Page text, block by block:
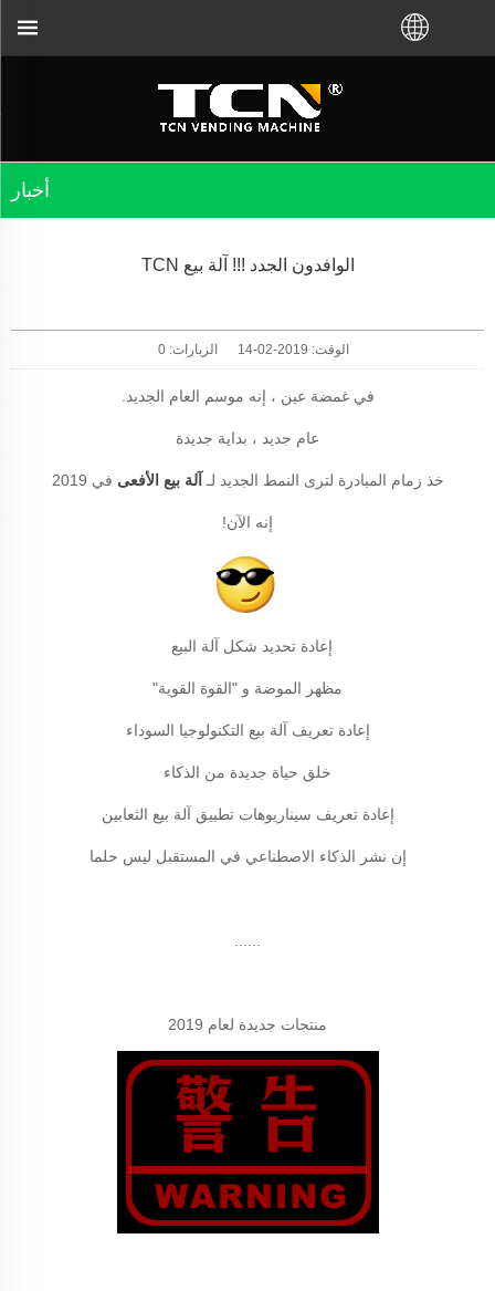
أخبار
الوافدون الجدد !!! آلة بيع TCN
الوقت: 2019-02-14 الزيارات:0
في غمضة عين ، إنه موسم العام الجديد.
عام جديد ، بداية جديدة
خذ زمام المبادرة لترى النمط الجديد لـ آلة بيع الأفعى في 2019
إنه الآن!
إعادة تحديد شكل آلة البيع
مظهر الموضة و "القوة القوية"
إعادة تعريف آلة بيع التكنولوجيا السوداء
خلق حياة جديدة من الذكاء
إعادة تعريف سيناريوهات تطبيق آلة بيع الثعابين
إن نشر الذكاء الاصطناعي في المستقبل ليس حلما
منتجات جديدة لعام 2019